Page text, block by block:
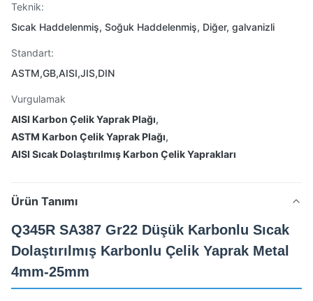
Teknik:
Sıcak Haddelenmiş, Soğuk Haddelenmiş, Diğer, galvanizli
Standart:
ASTM,GB,AISI,JIS,DIN
Vurgulamak
AISI Karbon Çelik Yaprak Plağı,
ASTM Karbon Çelik Yaprak Plağı,
AISI Sıcak Dolaştırılmış Karbon Çelik Yaprakları
Ürün Tanımı
Q345R SA387 Gr22 Düşük Karbonlu Sıcak
Dolaştırılmış Karbonlu Çelik Yaprak Metal
4mm-25mm